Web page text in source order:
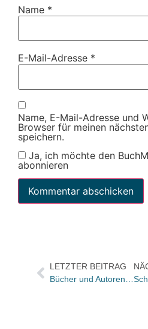
Name *
E-Mail-Adresse *
Name, E-Mail-Adresse und
Browser für meinen
speichern.
Ja, ich möchte den
abonnieren
LETZTER BEITRAG
Bücher und Autoren heute in den Feuilletons – und wie deutsche Verlage Skandale inszenieren